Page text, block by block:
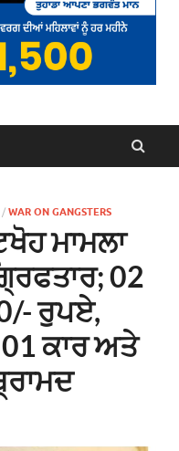
/ WAR ON GANGSTERS
ਮਾਮਲਾ
02
ਰੁਪਏ,
01 ਕਾਰ ਅਤੇ